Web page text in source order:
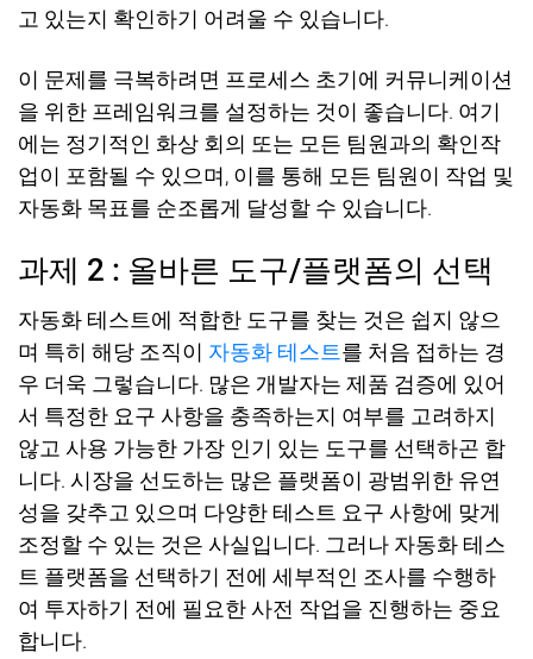
고 있는지 확인하기 어려울 수 있습니다.
이 문제를 극복하려면 프로세스 초기에 커뮤니케이션
을 위한 프레임워크를 설정하는 것이 좋습니다. 여기
에는 정기적인 화상 회의 또는 모든 팀원과의 확인작
업이 포함될 수 있으며, 이를 통해 모든 팀원이 작업 및
자동화 목표를 순조롭게 달성할 수 있습니다.
과제 2 : 올바른 도구/플랫폼의 선택
자동화 테스트에 적합한 도구를 찾는 것은 쉽지 않으
며 특히 해당 조직이 자동화 테스트를 처음 접하는 경
우 더욱 그렇습니다. 많은 개발자는 제품 검증에 있어
서 특정한 요구 사항을 충족하는지 여부를 고려하지
않고 사용 가능한 가장 인기 있는 도구를 선택하곤 합
니다. 시장을 선도하는 많은 플랫폼이 광범위한 유연
성을 갖추고 있으며 다양한 테스트 요구 사항에 맞게
조정할 수 있는 것은 사실입니다. 그러나 자동화 테스
트 플랫폼을 선택하기 전에 세부적인 조사를 수행하
여 투자하기 전에 필요한 사전 작업을 진행하는 중요
합니다.